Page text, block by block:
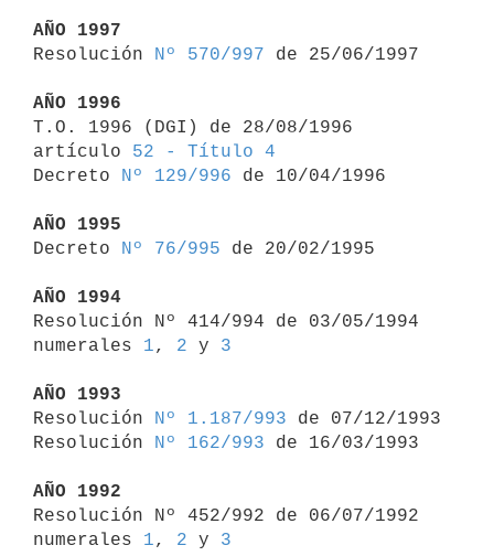
AÑO 1997
Resolución
Nº 570/997 de 25/06/1997
AÑO 1996
T.O. 1996 (DGI) de 28/08/1996
artículo 52 - Título 4
Decreto
Nº 129/996 de 10/04/1996
AÑO 1995
Decreto
Nº 76/995 de 20/02/1995
AÑO 1994
Resolución Nº 414/994 de 03/05/1994
numerales 1, 2 y 3
AÑO 1993
Resolución
Nº 1.187/993 de 07/12/1993
Resolución
Nº 162/993 de 16/03/1993
AÑO 1992
Resolución Nº 452/992 de 06/07/1992
numerales 1, 2 y 3